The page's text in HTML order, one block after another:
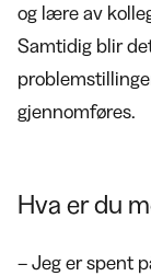
og lære av
Samtidig blir
gjennomføres.
Hva er du
– Jeg er spent